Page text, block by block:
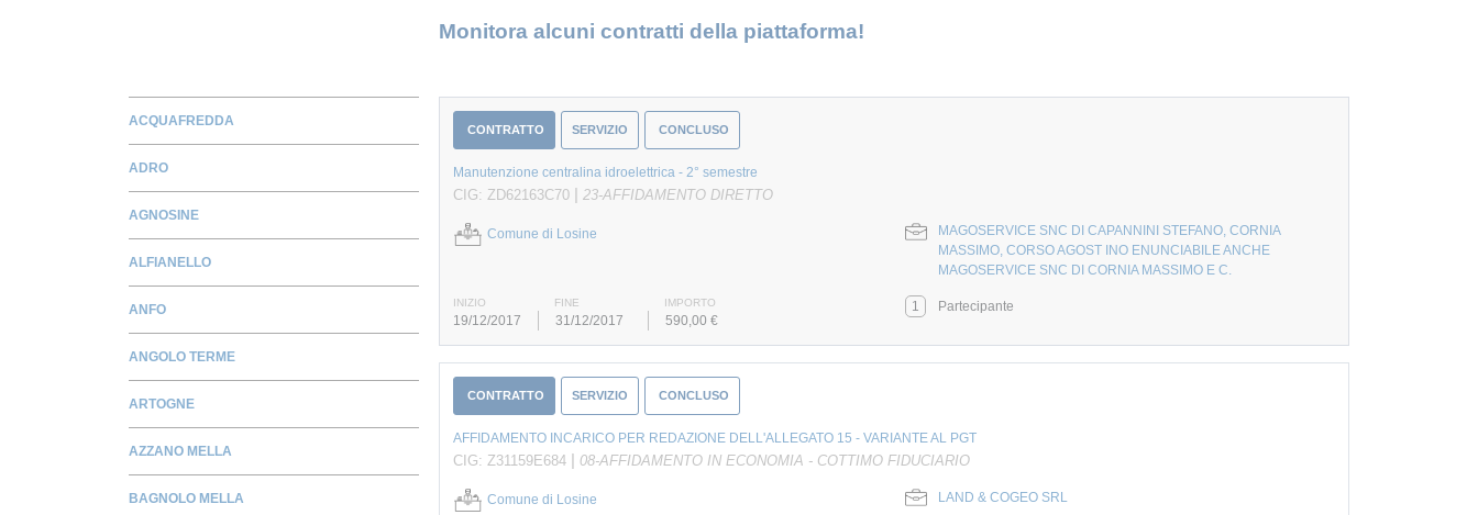
Monitora alcuni contratti della piattaforma!
ACQUAFREDDA
ADRO
AGNOSINE
ALFIANELLO
ANFO
ANGOLO TERME
ARTOGNE
AZZANO MELLA
BAGNOLO MELLA
CONTRATTO SERVIZIO CONCLUSO
Manutenzione centralina idroelettrica - 2° semestre
CIG: ZD62163C70 | 23-AFFIDAMENTO DIRETTO
Comune di Losine
MAGOSERVICE SNC DI CAPANNINI STEFANO, CORNIA
MASSIMO, CORSO AGOST INO ENUNCIABILE ANCHE
MAGOSERVICE SNC DI CORNIA MASSIMO E C.
INIZIO FINE IMPORTO
19/12/2017 31/12/2017 590,00 €
1 Partecipante
CONTRATTO SERVIZIO CONCLUSO
AFFIDAMENTO INCARICO PER REDAZIONE DELL'ALLEGATO 15 - VARIANTE AL PGT
CIG: Z31159E684 | 08-AFFIDAMENTO IN ECONOMIA - COTTIMO FIDUCIARIO
Comune di Losine LAND & COGEO SRL